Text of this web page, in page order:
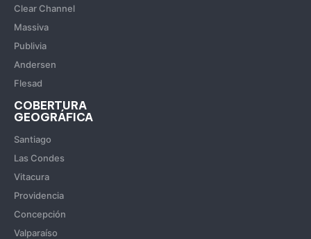
Clear Channel
Massiva
Publivia
Andersen
Flesad
COBERTURA
GEOGRÁFICA
Santiago
Las Condes
Vitacura
Providencia
Concepción
Valparaíso